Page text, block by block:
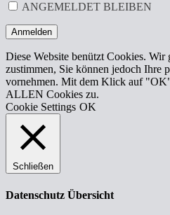
ANGEMELDET BLEIBEN
Anmelden
Diese Website benützt Cookies. Wir
zustimmen, Sie können jedoch Ihre
vornehmen. Mit dem Klick auf
ALLEN Cookies zu.
Cookie Settings OK
Schließen
Datenschutz Übersicht